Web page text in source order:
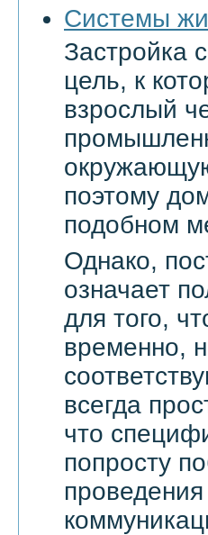
Системы
Застройка
цель, к
взрослый
поэтому
подобном
Однако,
означает
для того,
временно,
всегда
что
попросту